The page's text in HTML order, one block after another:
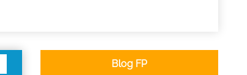
Blog FP